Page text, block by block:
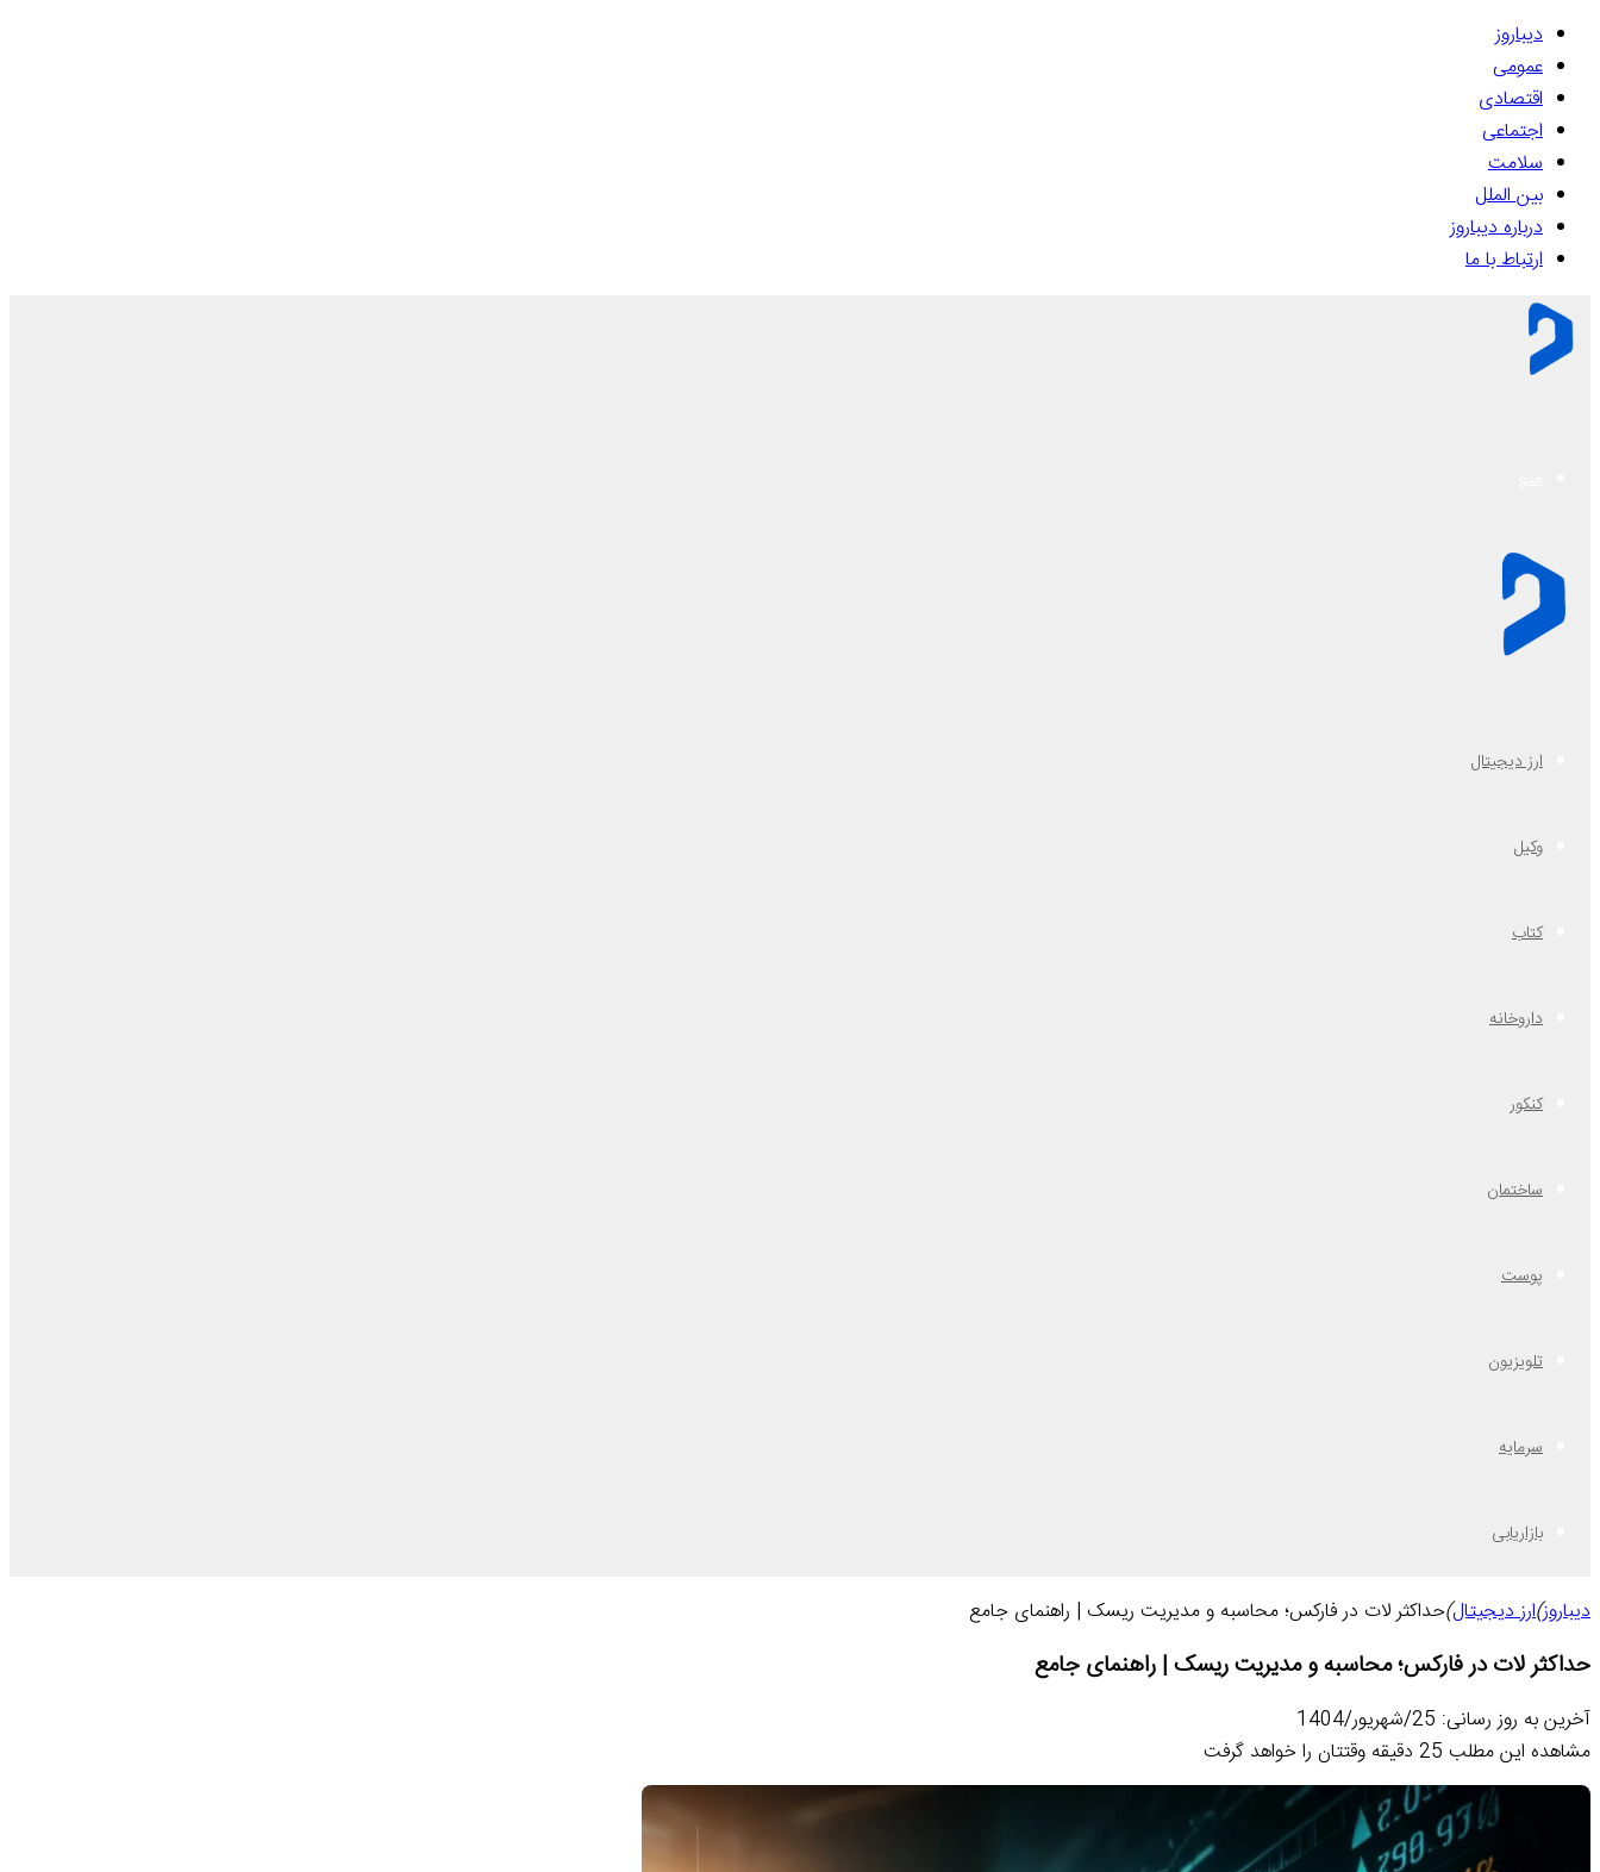
دیباروز
عمومی
اقتصادی
اجتماعی
سلامت
بین الملل
درباره دیباروز
ارتباط با ما
ارز دیجیتال
وکیل
کتاب
داروخانه
کنکور
ساختمان
پوست
تلویزیون
سرمایه
بازاریابی
دیباروز)ارز دیجیتال)حداکثر لات در فارکس؛ محاسبه و مدیریت ریسک | راهنمای جامع
حداکثر لات در فارکس؛ محاسبه و مدیریت ریسک | راهنمای جامع
آخرین به روز رسانی: 25/شهریور/1404
مشاهده این مطلب 25 دقیقه وقتتان را خواهد گرفت